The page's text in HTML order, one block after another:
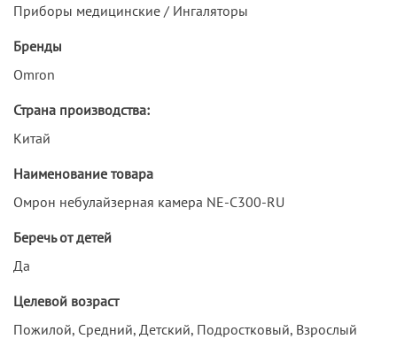
Приборы медицинские / Ингаляторы
Бренды
Omron
Страна производства:
Китай
Наименование товара
Омрон небулайзерная камера NE-С300-RU
Беречь от детей
Да
Целевой возраст
Пожилой, Средний, Детский, Подростковый, Взрослый